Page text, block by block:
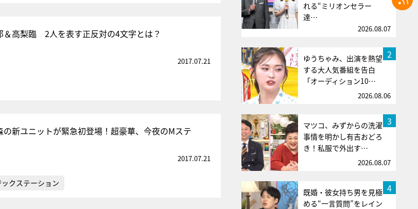
＆高梨臨 2人を表す正反対の4文字とは？
2017.07.21
新ユニットが緊急初登場！超豪華、今夜のMステ
2017.07.21
クステーション
れる“ミリオンセラー
達…
2026.08.07
2
ゆうちゃみ、出演を熱望
する大人気番組を告白
「オーディション10…
2026.08.06
3
マツコ、みずからの洗濯
事情を明かし有吉おどろ
き！私服で外出す…
2026.08.07
4
既婚・彼女持ち男を見極
める“一言質問”をレイン